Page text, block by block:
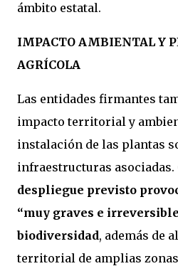
ámbito estatal.
IMPACTO AMBIENTAL Y
AGRÍCOLA
Las entidades firmantes
impacto territorial y
instalación de las plantas
infraestructuras asociadas.
despliegue previsto
“muy graves e
biodiversidad, además de
territorial de amplias